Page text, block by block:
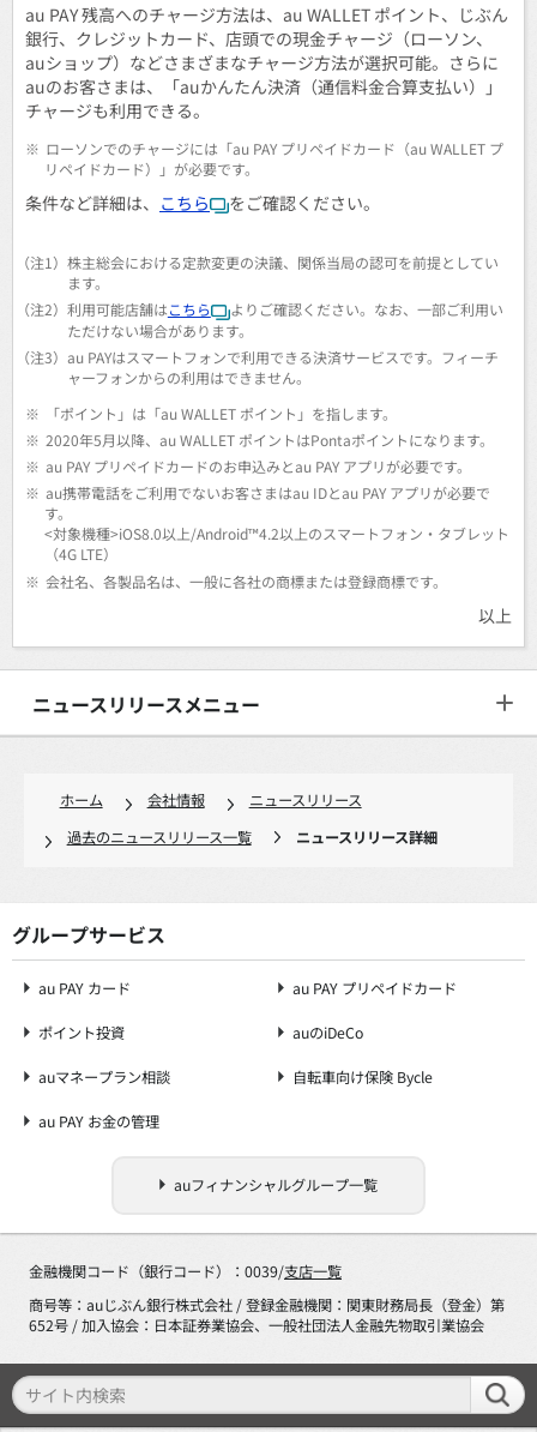
au PAY 残高へのチャージ方法は、au WALLET ポイント、じぶん
銀行、クレジットカード、店頭での現金チャージ（ローソン、
auショップ）などさまざまなチャージ方法が選択可能。さらに
auのお客さまは、「auかんたん決済（通信料金合算支払い）」
チャージも利用できる。
※ ローソンでのチャージには「au PAY プリペイドカード（au WALLET プ
リペイドカード）」が必要です。
条件など詳細は、 こちら をご確認ください。
（注1） 株主総会における定款変更の決議、関係当局の認可を前提としてい
ます。
（注2） 利用可能店舗はこちら
よりご確認ください。なお、一部ご利用い
ただけない場合があります。
（注3） au PAYはスマートフォンで利用できる決済サービスです。フィーチ
ャーフォンからの利用はできません。
※
「ポイント」は「au WALLET ポイント」を指します。
※ 2020年5月以降、au WALLET ポイントはPontaポイントになります。
※ au PAY プリペイドカードのお申込みとau PAY アプリが必要です。
※ au携帯電話をご利用でないお客さまはau IDとau PAY アプリが必要で
す。
<対象機種>iOS8.0以上/Android™4.2以上のスマートフォン・タブレット
（4G LTE）
※ 会社名、各製品名は、一般に各社の商標または登録商標です。
以上
ニュースリリースメニュー
ホーム 会社情報
ニュースリリース
過去のニュースリリース一覧
ニュースリリース詳細
グループサービス
au PAY カード au PAY プリペイドカード
ポイント投資 auのiDeCo
auマネープラン相談 自転車向け保険 Bycle
au PAY お金の管理
auフィナンシャルグループ一覧
金融機関コード（銀行コード）：0039/支店一覧
商号等：auじぶん銀行株式会社 / 登録金融機関：関東財務局長（登金）第
652号 / 加入協会：日本証券業協会、一般社団法人金融先物取引業協会